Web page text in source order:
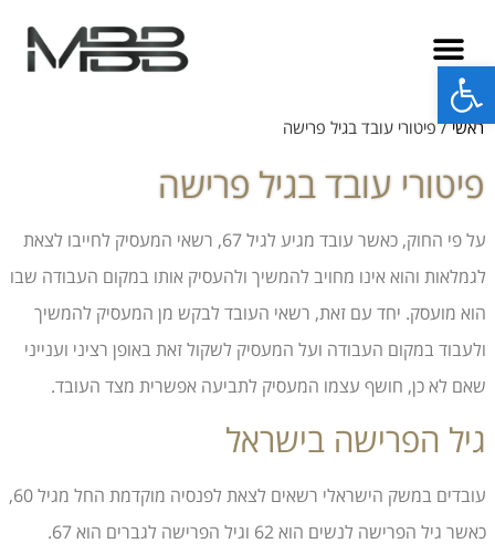
פתח סרגל נגישות
ראשי/פיטורי עובד בגיל פרישה
פיטורי עובד בגיל פרישה
על פי החוק, כאשר עובד מגיע לגיל 67, רשאי המעסיק לחייבו לצאת
לגמלאות והוא אינו מחויב להמשיך ולהעסיק אותו במקום העבודה שבו
הוא מועסק. יחד עם זאת, רשאי העובד לבקש מן המעסיק להמשיך
ולעבוד במקום העבודה ועל המעסיק לשקול זאת באופן רציני וענייני
שאם לא כן, חושף עצמו המעסיק לתביעה אפשרית מצד העובד.
גיל הפרישה בישראל
עובדים במשק הישראלי רשאים לצאת לפנסיה מוקדמת החל מגיל 60,
כאשר גיל הפרישה לנשים הוא 62 וגיל הפרישה לגברים הוא 67.